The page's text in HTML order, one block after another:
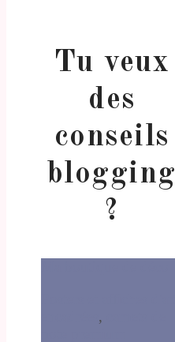
Tu veux
des
conseils
blogging
?
,